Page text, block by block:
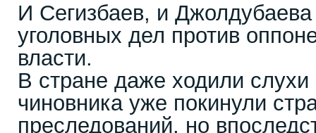
И Сегизбаев, и
уголовных дел против
власти.
В стране даже ходили слухи
чиновника уже покинули
преследований, но